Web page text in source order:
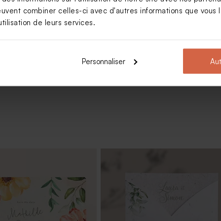
combiner celles-ci avec d'autres informations que vous
de leurs services.
Personnaliser
fleuri avec dorure
Livret de messe mariage fleuri
dorure